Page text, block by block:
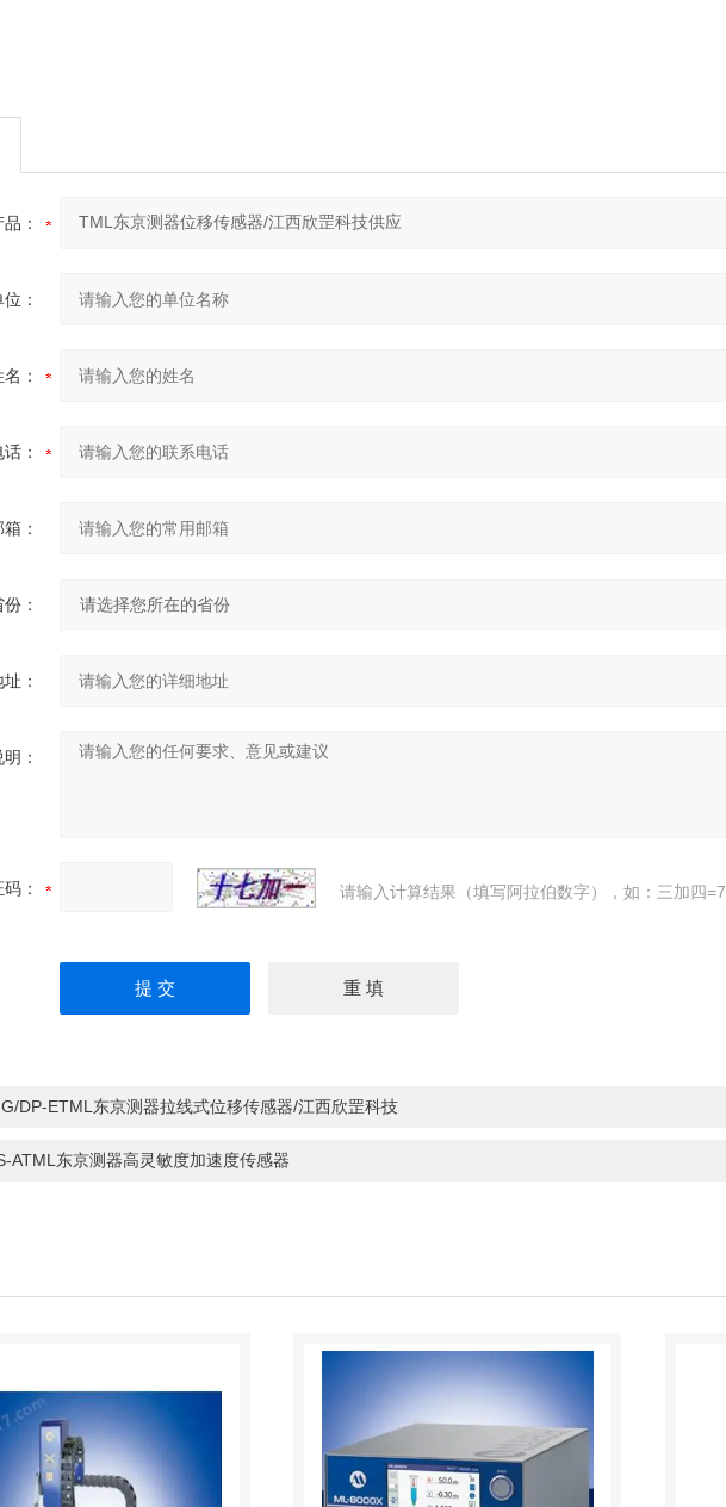
品：
：
：
：
：
：
：
：
： 请输入计算结果（填写阿拉伯数字），如：三加四=7
DP-ETML东京测器拉线式位移传感器/江西欣罡科技
ATML东京测器高灵敏度加速度传感器